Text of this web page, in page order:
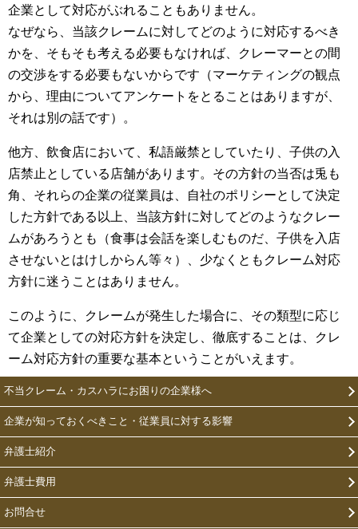
企業として対応がぶれることもありません。
なぜなら、当該クレームに対してどのように対応するべき
かを、そもそも考える必要もなければ、クレーマーとの間
の交渉をする必要もないからです（マーケティングの観点
から、理由についてアンケートをとることはありますが、
それは別の話です）。
他方、飲食店において、私語厳禁としていたり、子供の入
店禁止としている店舗があります。その方針の当否は兎も
角、それらの企業の従業員は、自社のポリシーとして決定
した方針である以上、当該方針に対してどのようなクレー
ムがあろうとも（食事は会話を楽しむものだ、子供を入店
させないとはけしからん等々）、少なくともクレーム対応
方針に迷うことはありません。
このように、クレームが発生した場合に、その類型に応じ
て企業としての対応方針を決定し、徹底することは、クレ
ーム対応方針の重要な基本ということがいえます。
不当クレーム・カスハラにお困りの企業様へ
企業が知っておくべきこと・従業員に対する影響
弁護士紹介
弁護士費用
お問合せ